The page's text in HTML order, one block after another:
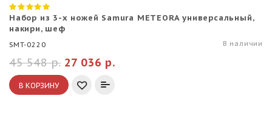
Набор из 3-х ножей Samura METEORA универсальный,
накири, шеф
SMT-0220 В наличии
27 036 р.
45 548 р.
В КОРЗИНУ